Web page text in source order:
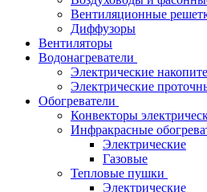
Вентиляционные
Диффузоры
Вентиляторы
Водонагреватели
Электрические
Электрические
Обогреватели
Конвекторы
Инфракрасные
Электрические
Газовые
Тепловые пушки
Электрические